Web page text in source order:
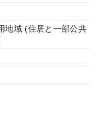
地域 (住居と一部公共